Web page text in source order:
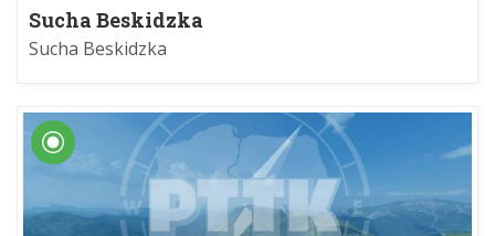
Sucha Beskidzka
Sucha Beskidzka